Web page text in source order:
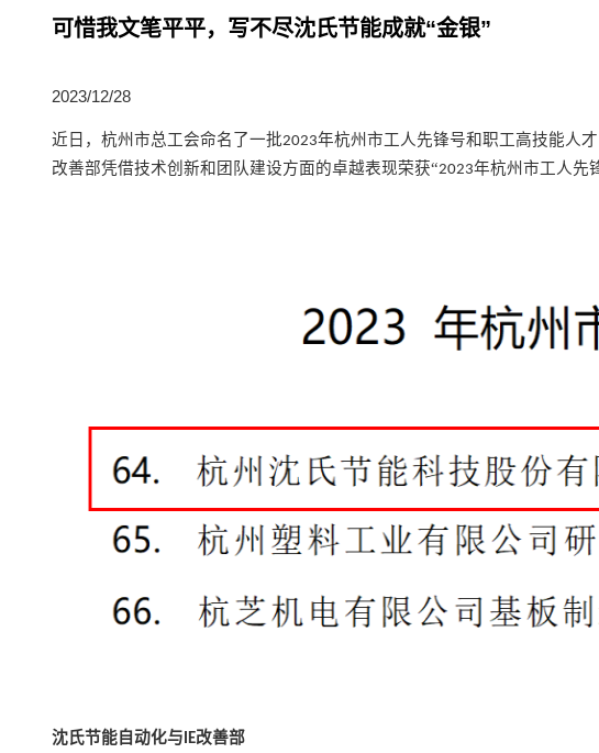
可惜我文笔平平，写不尽沈氏节能成就“金银”
2023/12/28
近日，杭州市总工会命名了一批2023年杭州市工人先锋号和职工高技能人
改善部凭借技术创新和团队建设方面的卓越表现荣获“2023年杭州市工人先
沈氏节能自动化与IE改善部